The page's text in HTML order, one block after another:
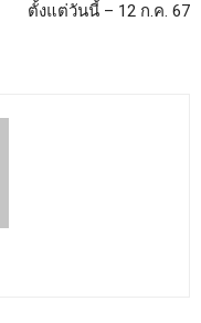
ตั้งแต่วันนี้ – 12 ก.ค. 67